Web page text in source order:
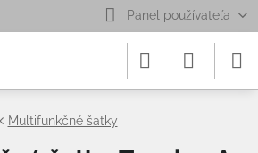
Panel používateľa
Multifunkčné šatky